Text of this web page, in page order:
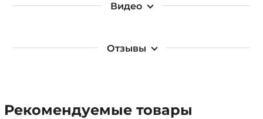
Видео
Отзывы
Рекомендуемые товары